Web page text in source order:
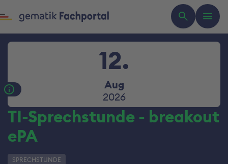
12.
Aug
2026
TI-Sprechstunde - breakout
ePA
SPRECHSTUNDE